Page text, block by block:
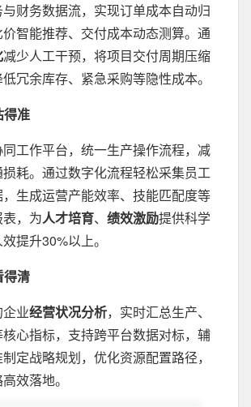
财务数据流，实现订单成本自动归
智能推荐、交付成本动态测算。通
减少人工干预，将项目交付周期压缩
冗余库存、紧急采购等隐性成本。‌
得准‌
工作平台，统一生产操作流程，减
耗。通过数字化流程轻松采集员工
生成运营产能效率、技能匹配度等
，为人才培育、 绩效激励提供科学
提升30%以上。
得清‌
业经营状况分析，实时汇总生产、
心指标，支持跨平台数据对标，辅
定战略规划，优化资源配置路径，
效落地。‌